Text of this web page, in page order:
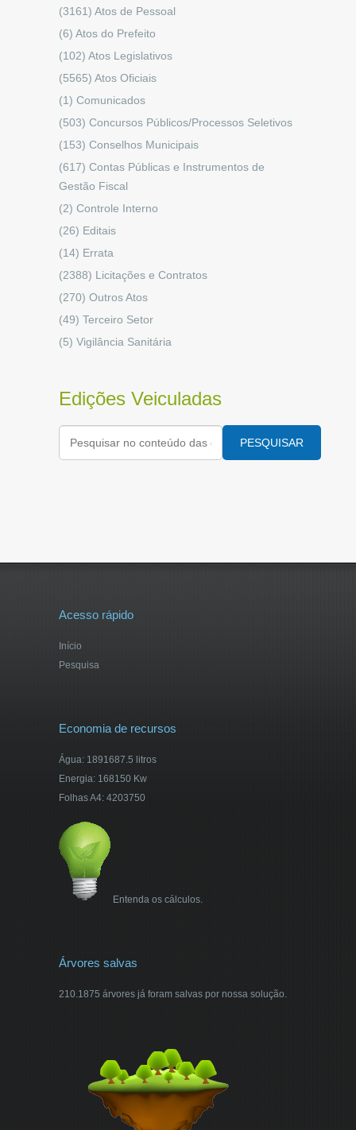
(3161) Atos de Pessoal
(6) Atos do Prefeito
(102) Atos Legislativos
(5565) Atos Oficiais
(1) Comunicados
(503) Concursos Públicos/Processos Seletivos
(153) Conselhos Municipais
(617) Contas Públicas e Instrumentos de
Gestão Fiscal
(2) Controle Interno
(26) Editais
(14) Errata
(2388) Licitações e Contratos
(270) Outros Atos
(49) Terceiro Setor
(5) Vigilância Sanitária
Edições Veiculadas
PESQUISAR
Acesso rápido
Início
Pesquisa
Economia de recursos
Água: 1891687.5 litros
Energia: 168150 Kw
Folhas A4: 4203750
Entenda os cálculos.
Árvores salvas
210.1875 árvores já foram salvas por nossa solução.